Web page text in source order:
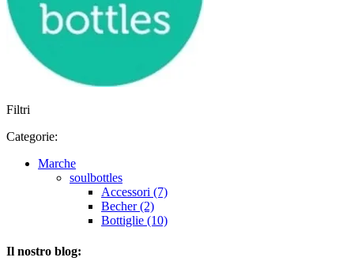
Filtri
Categorie:
Marche
soulbottles
Accessori (7)
Becher (2)
Bottiglie (10)
Il nostro blog: